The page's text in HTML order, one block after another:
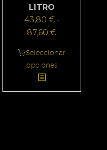
LITRO
43,80 € -
87,60 €Rango
precios:
desde
hasta
Seleccionar
opciones
Este
producto
tiene